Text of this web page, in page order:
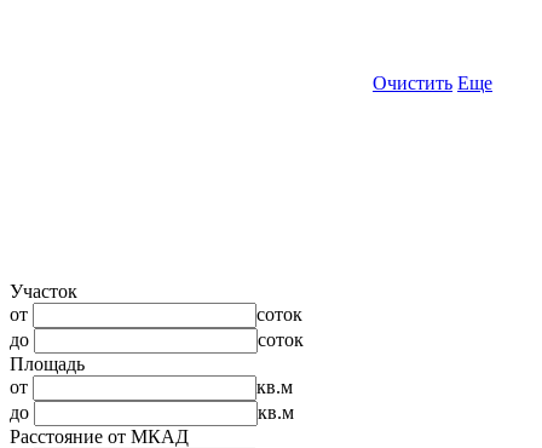
Очистить Еще
Участок
от
соток
до
соток
Площадь
от
кв.м
до
кв.м
Расстояние от МКАД